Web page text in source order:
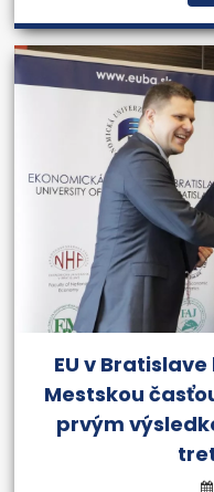
EU v
Mestskou
prvým